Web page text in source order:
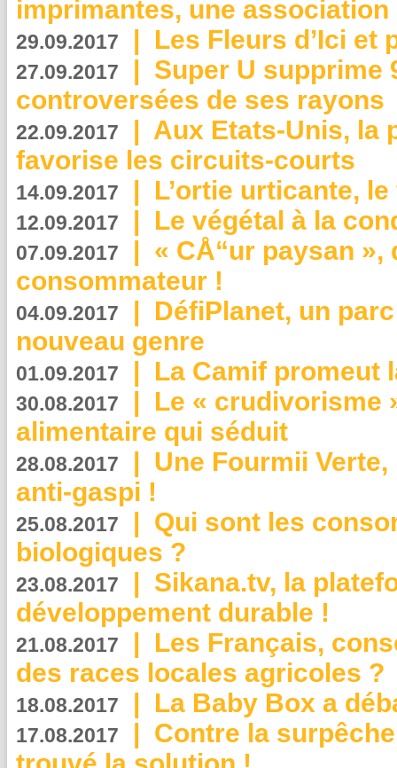
imprimantes, une
29.09.2017 | Les Fleurs d’Ici et
27.09.2017 | Super U supprime
controversées de ses rayons
22.09.2017 | Aux Etats-Unis, la
favorise les circuits-courts
14.09.2017 | L’ortie urticante,
12.09.2017 | Le végétal à la
07.09.2017 | « CÅ“ur paysan
consommateur !
04.09.2017 | DéfiPlanet, un
nouveau genre
01.09.2017 | La Camif promeut
30.08.2017 | Le « crudivorisme
alimentaire qui séduit
28.08.2017 | Une Fourmii
anti-gaspi !
25.08.2017 | Qui sont les
biologiques ?
23.08.2017 | Sikana.tv, la
développement durable !
21.08.2017 | Les Français,
des races locales agricoles ?
18.08.2017 | La Baby Box a
17.08.2017 | Contre la